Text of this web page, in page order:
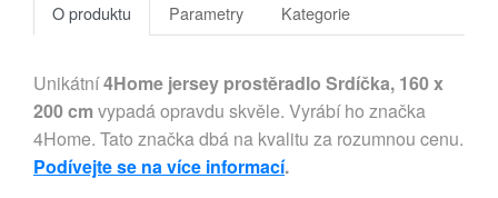
O produktu Parametry Kategorie
Unikátní4Home jersey prostěradlo Srdíčka, 160 x
200 cm vypadá opravdu skvěle. Vyrábí ho značka
4Home. Tato značka dbá na kvalitu za rozumnou cenu.
Podívejte se na více informací.